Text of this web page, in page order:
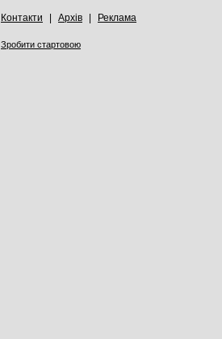
Контакти Архів Реклама
Зробити стартовою